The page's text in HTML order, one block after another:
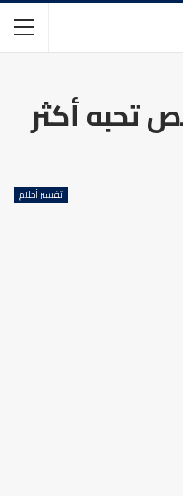
تحبه أكثر
تفسير أحلام